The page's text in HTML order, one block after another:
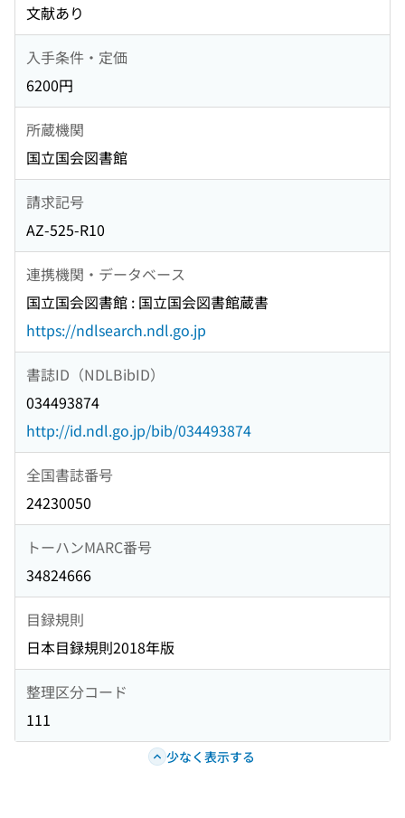
文献あり
入手条件・定価
6200円
所蔵機関
国立国会図書館
請求記号
AZ-525-R10
連携機関・データベース
国立国会図書館 : 国立国会図書館蔵書
https://ndlsearch.ndl.go.jp
書誌ID（NDLBibID）
034493874
http://id.ndl.go.jp/bib/034493874
全国書誌番号
24230050
トーハンMARC番号
34824666
目録規則
日本目録規則2018年版
整理区分コード
111
少なく表示する